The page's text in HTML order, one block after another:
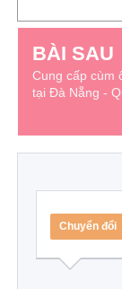
BÀI SAU
Cung cấp cùm
tại Đà Nẵng -
Chuyển đổi